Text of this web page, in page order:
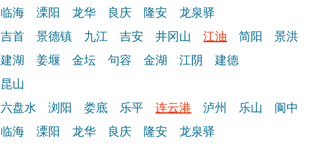
临海 溧阳 龙华 良庆 隆安 龙泉驿
吉首 景德镇 九江 吉安 井冈山 江油 简阳 景洪
建湖 姜堰 金坛 句容 金湖 江阴 建德
昆山
六盘水 浏阳 娄底 乐平 连云港 泸州 乐山 阆中
临海 溧阳 龙华 良庆 隆安 龙泉驿